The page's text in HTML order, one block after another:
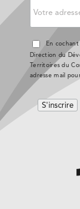
En
Direction du
Territoires du
adresse mail